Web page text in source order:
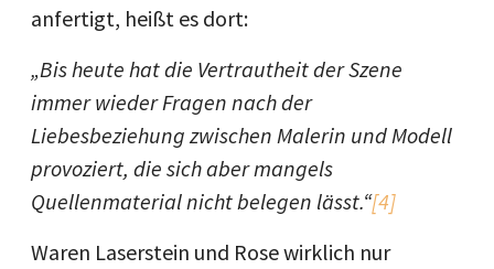
anfertigt, heißt es dort:
„Bis heute hat die Vertrautheit der Szene
immer wieder Fragen nach der
Liebesbeziehung zwischen Malerin und Modell
provoziert, die sich aber mangels
Quellenmaterial nicht belegen lässt.“[4]
Waren Laserstein und Rose wirklich nur